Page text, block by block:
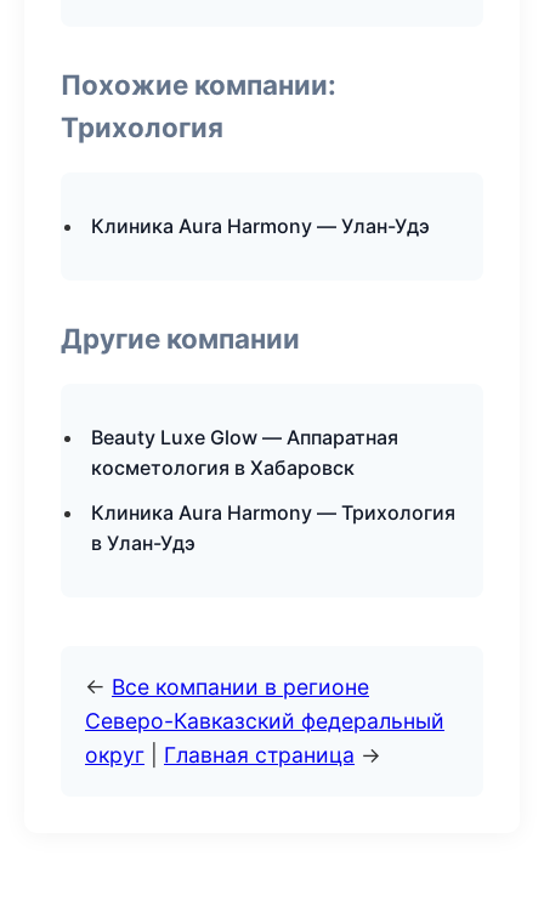
Похожие компании:
Трихология
Клиника Aura Harmony — Улан-Удэ
Другие компании
Beauty Luxe Glow — Аппаратная
косметология в Хабаровск
Клиника Aura Harmony — Трихология
в Улан-Удэ
← Все компании в регионе
Северо-Кавказский федеральный
округ
Главная страница →